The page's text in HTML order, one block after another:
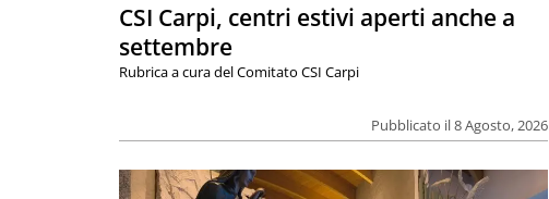
CSI Carpi, centri estivi aperti anche a
settembre
Pubblicato il 8 Agosto, 2026
Rubrica a cura del Comitato CSI Carpi